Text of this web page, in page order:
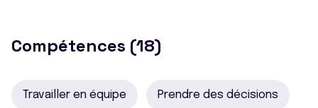
Compétences (18)
Travailler en équipe Prendre des décisions